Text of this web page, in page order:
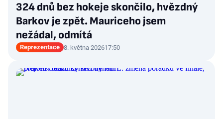
324 dnů bez hokeje skončilo, hvězdný
Barkov je zpět. Mauriceho jsem
nežádal, odmítá
Reprezentace 8. května 202617:50